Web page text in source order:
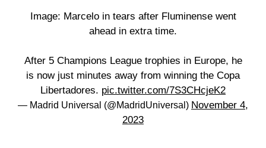
Image: Marcelo in tears after Fluminense went
ahead in extra time.
After 5 Champions League trophies in Europe, he
is now just minutes away from winning the Copa
Libertadores. pic.twitter.com/7S3CHcjeK2
— Madrid Universal (@MadridUniversal) November 4,
2023